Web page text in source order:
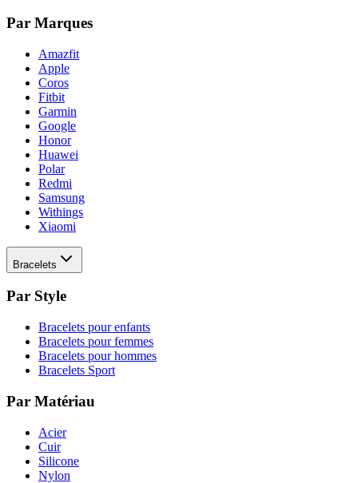
Par Marques
Amazfit
Apple
Coros
Fitbit
Garmin
Google
Honor
Huawei
Polar
Redmi
Samsung
Withings
Xiaomi
Bracelets
Par Style
Bracelets pour enfants
Bracelets pour femmes
Bracelets pour hommes
Bracelets Sport
Par Matériau
Acier
Cuir
Silicone
Nylon